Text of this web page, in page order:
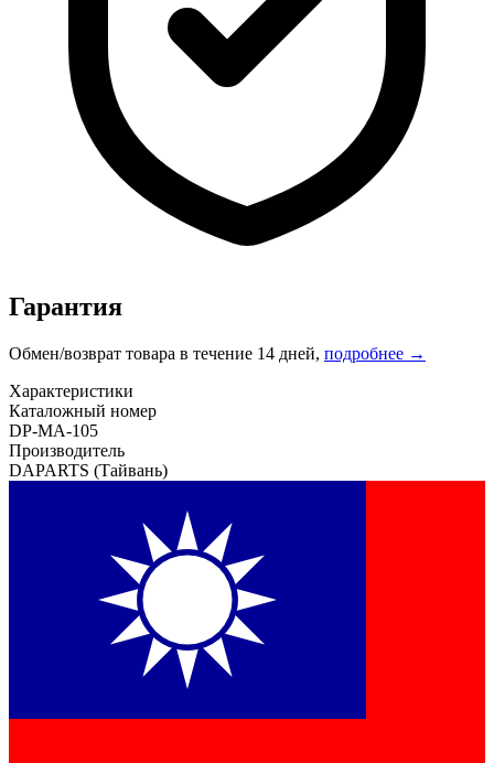
Гарантия
Обмен/возврат товара в течение 14 дней, подробнее →
Характеристики
Каталожный номер
DP-MA-105
Производитель
DAPARTS (Тайвань)